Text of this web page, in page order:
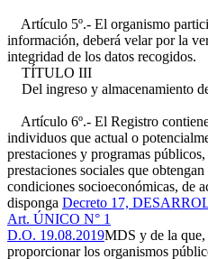
Artículo 5º.- El organismo
información, deberá velar por la
integridad de los datos recogidos.
TÍTULO III
Del ingreso y almacenamiento
Artículo 6º.- El Registro
individuos que actual o
prestaciones y programas
prestaciones sociales que
condiciones socioeconómicas, de
disponga Decreto 17,
Art. ÚNICO N° 1
D.O. 19.08.2019MDS y de la que,
proporcionar los organismos